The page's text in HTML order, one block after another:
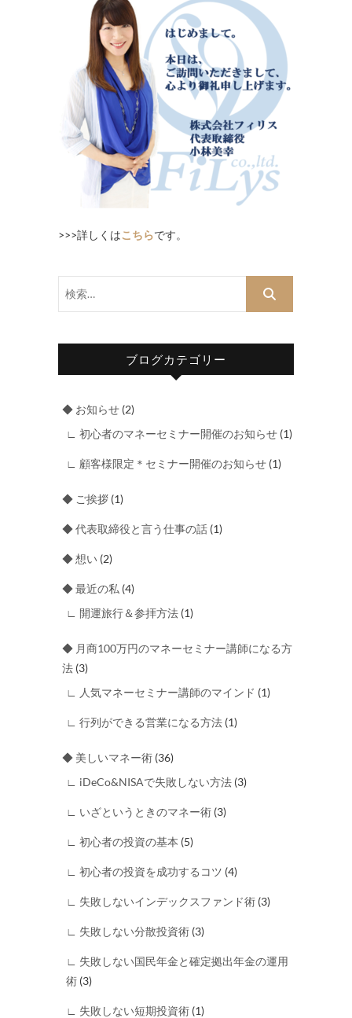
>>>詳しくはこちらです。
ブログカテゴリー
◆ お知らせ (2)
∟ 初心者のマネーセミナー開催のお知らせ (1)
∟ 顧客様限定＊セミナー開催のお知らせ (1)
◆ ご挨拶 (1)
◆ 代表取締役と言う仕事の話 (1)
◆ 想い (2)
◆ 最近の私 (4)
∟ 開運旅行＆参拝方法 (1)
◆ 月商100万円のマネーセミナー講師になる方
法 (3)
∟ 人気マネーセミナー講師のマインド (1)
∟ 行列ができる営業になる方法 (1)
◆ 美しいマネー術 (36)
∟ iDeCo&NISAで失敗しない方法 (3)
∟ いざというときのマネー術 (3)
∟ 初心者の投資の基本 (5)
∟ 初心者の投資を成功するコツ (4)
∟ 失敗しないインデックスファンド術 (3)
∟ 失敗しない分散投資術 (3)
∟ 失敗しない国民年金と確定拠出年金の運用
術 (3)
∟ 失敗しない短期投資術 (1)